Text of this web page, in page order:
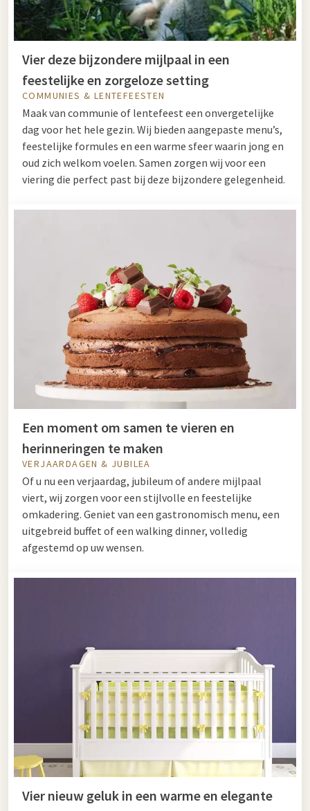
Vier deze bijzondere mijlpaal in een
feestelijke en zorgeloze setting
COMMUNIES & LENTEFEESTEN
Maak van communie of lentefeest een onvergetelijke
dag voor het hele gezin. Wij bieden aangepaste menu’s,
feestelijke formules en een warme sfeer waarin jong en
oud zich welkom voelen. Samen zorgen wij voor een
viering die perfect past bij deze bijzondere gelegenheid.
Een moment om samen te vieren en
herinneringen te maken
VERJAARDAGEN & JUBILEA
Of u nu een verjaardag, jubileum of andere mijlpaal
viert, wij zorgen voor een stijlvolle en feestelijke
omkadering. Geniet van een gastronomisch menu, een
uitgebreid buffet of een walking dinner, volledig
afgestemd op uw wensen.
Vier nieuw geluk in een warme en elegante